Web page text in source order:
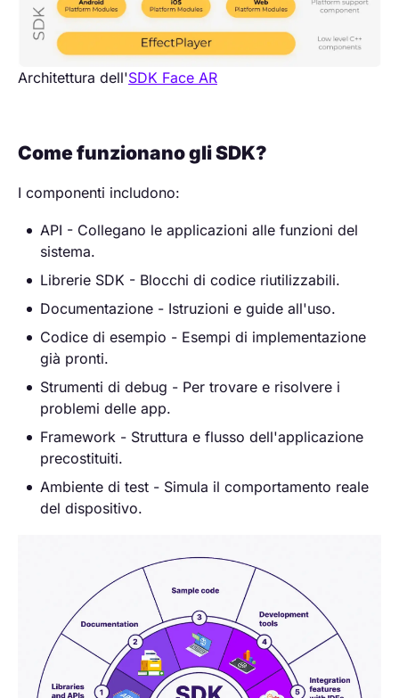
Architettura dell'SDK Face AR
Come funzionano gli SDK?
I componenti includono:
API - Collegano le applicazioni alle funzioni del
sistema.
Librerie SDK - Blocchi di codice riutilizzabili.
Documentazione - Istruzioni e guide all'uso.
Codice di esempio - Esempi di implementazione
già pronti.
Strumenti di debug - Per trovare e risolvere i
problemi delle app.
Framework - Struttura e flusso dell'applicazione
precostituiti.
Ambiente di test - Simula il comportamento reale
del dispositivo.